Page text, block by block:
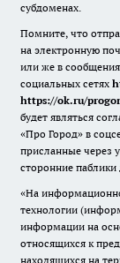
субдоменах.
Помните, что
на электронную
или же в
социальных сетях
https://ok.ru/
будет являться
«Про Город» в
присланные через
сторонние паблики
«На
технологии
информации на
относящихся к
находящихся на